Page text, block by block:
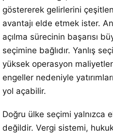
göstererek gelirlerini
avantajı elde etmek ister.
açılma sürecinin başarısı
seçimine bağlıdır. Yanlış
yüksek operasyon
engeller nedeniyle
yol açabilir.
Doğru ülke seçimi yalnızca
değildir. Vergi sistemi,